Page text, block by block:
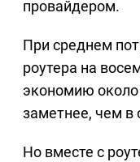
провайдером.
При среднем
роутера на
экономию около
заметнее, чем в
Но вместе с